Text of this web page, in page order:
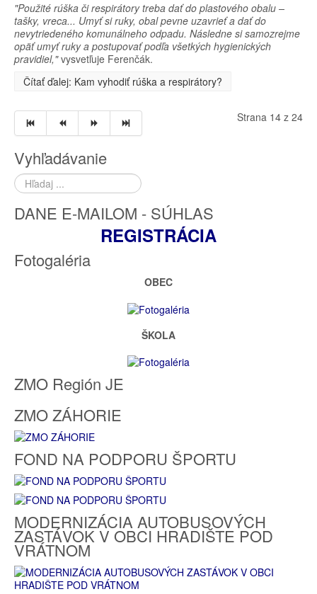
"Použité rúška či respirátory treba dať do plastového obalu –
tašky, vreca... Umyť si ruky, obal pevne uzavrieť a dať do
nevytriedeného komunálneho odpadu. Následne si samozrejme
opäť umyť ruky a postupovať podľa všetkých hygienických
pravidiel,"vysvetľuje Ferenčák.
Čítať ďalej: Kam vyhodiť rúška a respirátory?
Strana 14 z 24
Vyhľadávanie
Hľadať
...
DANE E-MAILOM - SÚHLAS
REGISTRÁCIA
Fotogaléria
OBEC
ŠKOLA
ZMO Región JE
ZMO ZÁHORIE
FOND NA PODPORU ŠPORTU
MODERNIZÁCIA AUTOBUSOVÝCH
ZASTÁVOK V OBCI HRADIŠTE POD
VRÁTNOM